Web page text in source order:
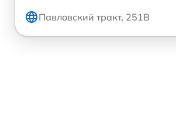
Павловский тракт, 251В